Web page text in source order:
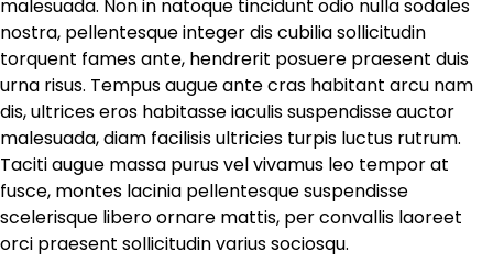
malesuada. Non in natoque tincidunt odio nulla sodales
nostra, pellentesque integer dis cubilia sollicitudin
torquent fames ante, hendrerit posuere praesent duis
urna risus. Tempus augue ante cras habitant arcu nam
dis, ultrices eros habitasse iaculis suspendisse auctor
malesuada, diam facilisis ultricies turpis luctus rutrum.
Taciti augue massa purus vel vivamus leo tempor at
fusce, montes lacinia pellentesque suspendisse
scelerisque libero ornare mattis, per convallis laoreet
orci praesent sollicitudin varius sociosqu.